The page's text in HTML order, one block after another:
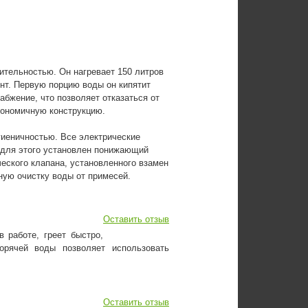
Он нагревает 150 литров
Первую порцию воды он кипятит
что позволяет отказаться от
конструкцию.
Все электрические
этого установлен понижающий
клапана, установленного взамен
очистку воды от примесей.
Оставить отзыв
греет быстро,
воды позволяет использовать
Оставить отзыв